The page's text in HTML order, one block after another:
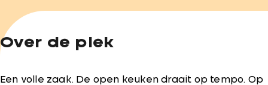
Over de plek
Een volle zaak. De open keuken draait op tempo. Op